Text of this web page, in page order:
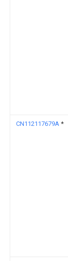
CN112117679A *